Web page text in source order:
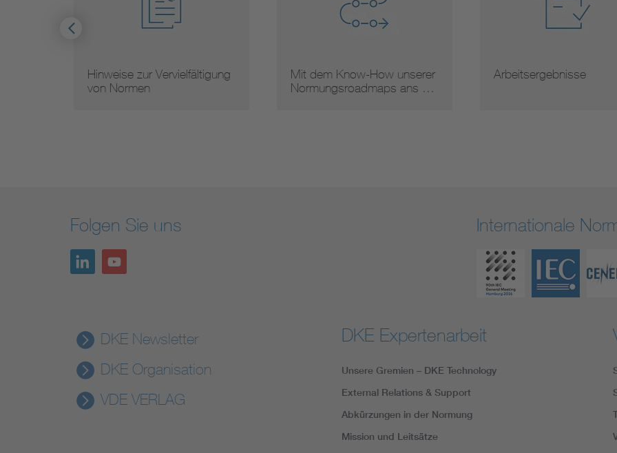
Hinweise zur Vervielfältigung
von Normen
Mit dem Know-How unserer
Normungsroadmaps ans …
Arbeitsergebnisse
Folgen Sie uns Internationale
DKE Newsletter
DKE Organisation
VDE VERLAG
DKE Expertenarbeit
Unsere Gremien – DKE Technology
External Relations & Support
Abkürzungen in der Normung
Mission und Leitsätze